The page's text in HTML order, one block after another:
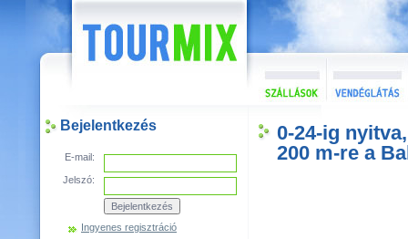
Bejelentkezés
E-mail:
Jelszó:
Ingyenes regisztráció
0-24-ig
200 m-re a